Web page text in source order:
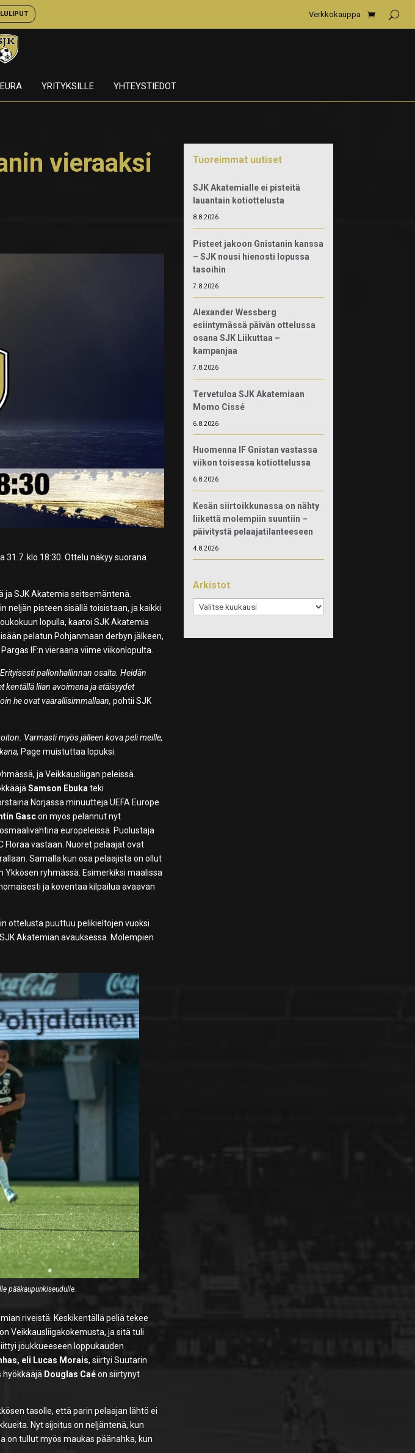
Verkkokauppa
YRITYKSILLE YHTEYSTIEDOT
vieraaksi
31.7. klo 18:30. Ottelu näkyy suorana
ja SJK Akatemia seitsemäntenä.
neljän pisteen sisällä toisistaan, ja kaikki
lopulla, kaatoi SJK Akatemia
pelatun Pohjanmaan derbyn jälkeen,
IF:n vieraana viime viikonlopulta.
pallonhallinnan osalta. Heidän
kentällä liian avoimena ja etäisyydet
he ovat vaarallisimmallaan, pohtii SJK
Varmasti myös jälleen kova peli meille,
Page muistuttaa lopuksi.
ja Veikkausliigan peleissä.
Samson Ebukateki
Norjassa minuutteja UEFA Europe
Gascon myös pelannut nyt
europeleissä. Puolustaja
Floraa vastaan. Nuoret pelaajat ovat
Samalla kun osa pelaajista on ollut
ryhmässä. Esimerkiksi maalissa
ja koventaa kilpailua avaavan
ottelusta puuttuu pelikieltojen vuoksi
Akatemian avauksessa. Molempien
pääkaupunkiseudulle.
riveistä. Keskikentällä peliä tekee
Veikkausliigakokemusta, ja sitä tuli
liittyi joukkueeseen loppukauden
eli Lucas Morais, siirtyi Suutarin
hyökkääjä Douglas Caéon siirtynyt
tasolle, että parin pelaajan lähtö ei
Nyt sijoitus on neljäntenä, kun
on tullut myös maukas päänahka, kun
Tuoreimmat uutiset
SJK Akatemialle ei pisteitä
lauantain kotiottelusta
8.8.2026
Pisteet jakoon Gnistanin kanssa
– SJK nousi hienosti lopussa
tasoihin
7.8.2026
Alexander Wessberg
esiintymässä päivän ottelussa
osana SJK Liikuttaa –
kampanjaa
7.8.2026
Tervetuloa SJK Akatemiaan
Momo Cissé
6.8.2026
Huomenna IF Gnistan vastassa
viikon toisessa kotiottelussa
6.8.2026
Kesän siirtoikkunassa on nähty
liikettä molempiin suuntiin –
päivitystä pelaajatilanteeseen
4.8.2026
Arkistot
Arkistot